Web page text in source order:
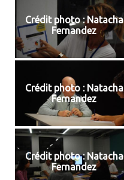
Crédit photo : Natacha
Fernandez
Crédit photo : Natacha
Fernandez
Crédit photo : Natacha
Fernandez